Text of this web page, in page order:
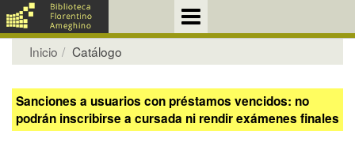
Inicio Catálogo
Sanciones a usuarios con préstamos vencidos: no
podrán inscribirse a cursada ni rendir exámenes finales